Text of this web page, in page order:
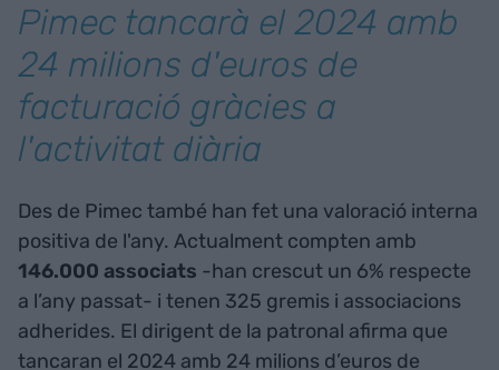
Pimec tancarà el 2024 amb
24 milions d'euros de
facturació gràcies a
l'activitat diària
Des de Pimec també han fet una valoració interna
positiva de l'any. Actualment compten amb
146.000 associats -han crescut un 6% respecte
a l’any passat- i tenen 325 gremis i associacions
adherides. El dirigent de la patronal afirma que
tancaran el 2024 amb 24 milions d’euros de